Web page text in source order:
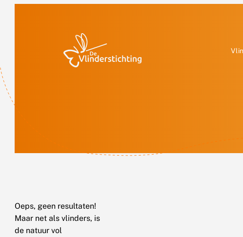
Oeps, geen resultaten!
Maar net als vlinders, is
de natuur vol